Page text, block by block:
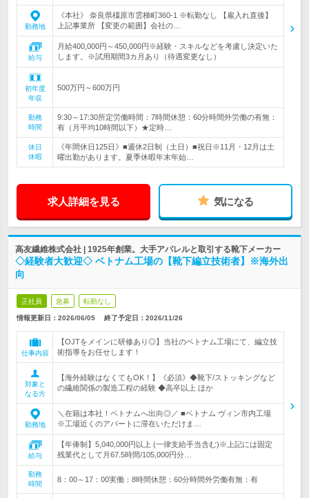
勤務地
《本社》 奈良県橿原市雲梯町360-1 ※転勤なし 【雇入れ直後】
上記事業所 【変更の範囲】会社の…
給与
月給400,000円～450,000円※経験・スキルなどを考慮し決定いた
します。※試用期間3カ月あり（待遇変更なし）
初年度
年収
500万円～600万円
勤務
時間
9:30～17:30所定労働時間：7時間休憩：60分時間外労働の有無：
有（月平均10時間以下）★定時…
休日
休暇
《年間休日125日》■週休2日制（土日）■祝日※11月・12月は土
曜出勤があります。夏季休暇年末年始…
求人詳細を見る 気になる
高友繊維株式会社 | 1925年創業。大手アパレルと取引する靴下メーカー
◇経験者大歓迎◇ ベトナム工場の【靴下編立技術者】※海外出
向
正社員 急募 転勤なし
情報更新日：2026/06/05 終了予定日： 2026/11/26
仕事内容
【OJTをメインに研修あり◎】当社のベトナム工場にて、編立技
術指導をお任せします！
対象と
なる方
【海外経験はなくてもOK！】《必須》◆靴下/ストッキングなど
の繊維関係の製造工程の経験 ◆高卒以上 ほか
勤務地
＼在籍は本社！ベトナムへ出向◎／ ■ベトナム ヴィン市内工場
※工場近くのアパートに滞在いただけま…
給与
【年俸制】5,040,000円以上 (一律支給手当含む)※上記には固定
残業代として月67.5時間/105,000円分…
勤務
時間
8：00～17：00実働：8時間休憩：60分時間外労働有無：有